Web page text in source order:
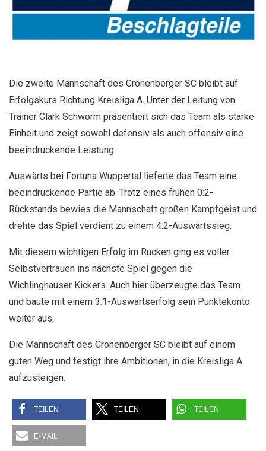
Die zweite Mannschaft des Cronenberger SC bleibt auf
Erfolgskurs Richtung Kreisliga A. Unter der Leitung von
Trainer Clark Schworm präsentiert sich das Team als starke
Einheit und zeigt sowohl defensiv als auch offensiv eine
beeindruckende Leistung.
Auswärts bei Fortuna Wuppertal lieferte das Team eine
beeindruckende Partie ab. Trotz eines frühen 0:2-
Rückstands bewies die Mannschaft großen Kampfgeist und
drehte das Spiel verdient zu einem 4:2-Auswärtssieg.
Mit diesem wichtigen Erfolg im Rücken ging es voller
Selbstvertrauen ins nächste Spiel gegen die
Wichlinghauser Kickers. Auch hier überzeugte das Team
und baute mit einem 3:1-Auswärtserfolg sein Punktekonto
weiter aus.
Die Mannschaft des Cronenberger SC bleibt auf einem
guten Weg und festigt ihre Ambitionen, in die Kreisliga A
aufzusteigen.
TEILEN TEILEN TEILEN
E-MAIL